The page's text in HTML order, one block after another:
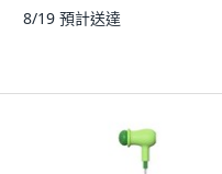
8/19 預計送達